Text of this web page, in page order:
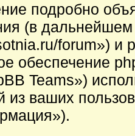
подробно
(в
forum») и
обеспечение
Teams»)
из ваших